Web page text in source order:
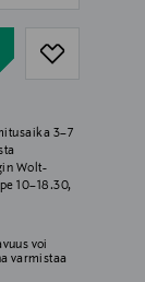
3–7
Wolt-
10–18.30,
voi
varmistaa